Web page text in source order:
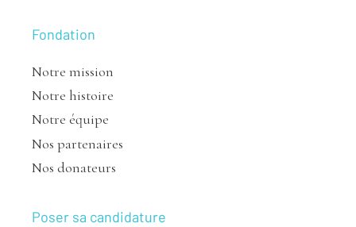
Fondation
Notre mission
Notre histoire
Notre équipe
Nos partenaires
Nos donateurs
Poser sa candidature